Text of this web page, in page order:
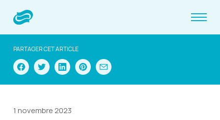
PARTAGER CET ARTICLE
1 novembre 2023